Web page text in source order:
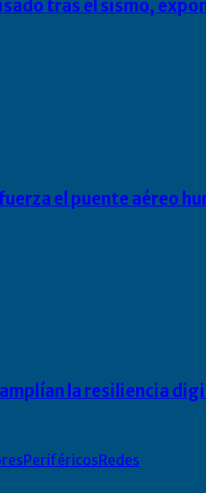
tras el sismo,
el puente aéreo
la resiliencia
PeriféricosRedes